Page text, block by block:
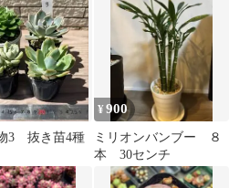
3 抜き苗4種
¥900
ミリオンバンブー ８
本 30センチ